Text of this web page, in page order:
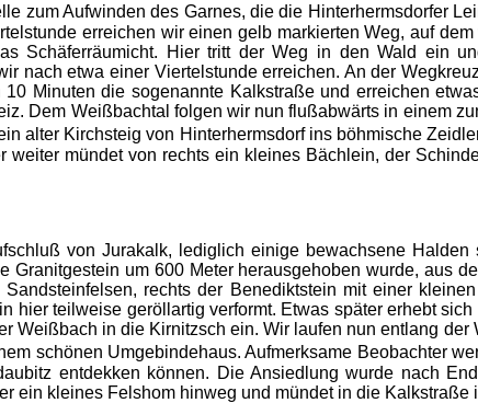
Aufwinden des Garnes, die die Hinterhermsdorfer
erreichen wir einen gelb markierten Weg, auf
Schäferräumicht. Hier tritt der Weg in den Wald ein
nach etwa einer Viertelstunde erreichen. An der
Minuten die sogenannte Kalkstraße und erreichen
Dem Weißbachtal folgen wir nun flußabwärts in einem
alter Kirchsteig von Hinterhermsdorf ins böhmische
mündet von rechts ein kleines Bächlein, der
von Jurakalk, lediglich einige bewachsene
um 600 Meter herausgehoben wurde, aus
rechts der Benediktstein mit einer
hier teilweise geröllartig verformt. Etwas später erhebt
Weißbach in die Kirnitzsch ein. Wir laufen nun entlang der
schönen Umgebindehaus. Aufmerksame Beobachter
entdekken können. Die Ansiedlung wurde nach
ein kleines Felshom hinweg und mündet in die Kalkstraße